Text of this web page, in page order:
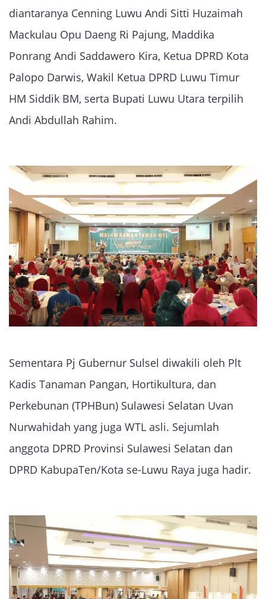
diantaranya Cenning Luwu Andi Sitti Huzaimah
Mackulau Opu Daeng Ri Pajung, Maddika
Ponrang Andi Saddawero Kira, Ketua DPRD Kota
Palopo Darwis, Wakil Ketua DPRD Luwu Timur
HM Siddik BM, serta Bupati Luwu Utara terpilih
Andi Abdullah Rahim.
Sementara Pj Gubernur Sulsel diwakili oleh Plt
Kadis Tanaman Pangan, Hortikultura, dan
Perkebunan (TPHBun) Sulawesi Selatan Uvan
Nurwahidah yang juga WTL asli. Sejumlah
anggota DPRD Provinsi Sulawesi Selatan dan
DPRD KabupaTen/Kota se-Luwu Raya juga hadir.